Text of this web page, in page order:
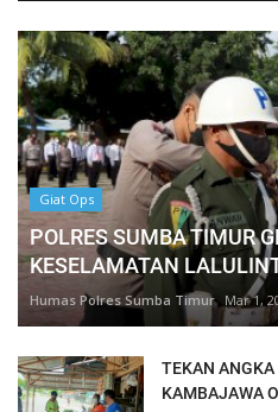
Giat Ops
POLRES SUMBA TIMUR
KESELAMATAN
Humas Polres Sumba Timur Mar 1,
TEKAN
KAMBAJAWA